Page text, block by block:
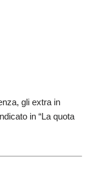
gli extra in
in “La quota